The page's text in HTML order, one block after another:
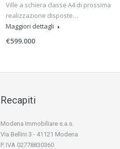
Ville a schiera classe A4 di prossima
realizzazione disposte…
Maggiori dettagli
€599.000
Recapiti
Modena Immobiliare s.a.s.
Via Bellini 3 - 41121 Modena
P. IVA 02778830360